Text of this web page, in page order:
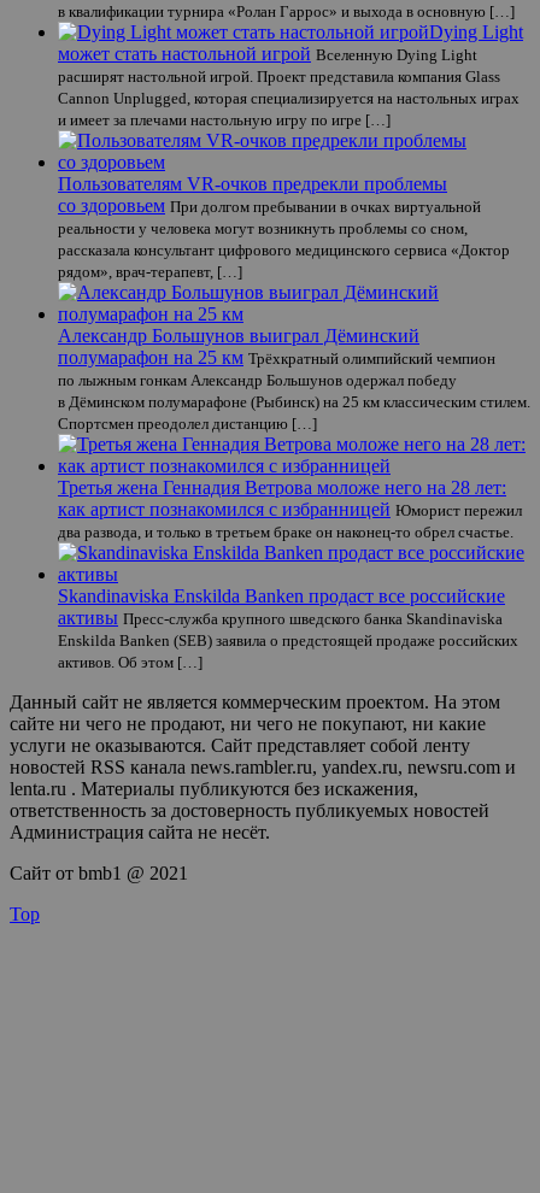
в квалификации турнира «Ролан Гаррос» и выхода в основную […]
Dying Light
может стать настольной игрой Вселенную Dying Light
расширят настольной игрой. Проект представила компания Glass
Cannon Unplugged, которая специализируется на настольных играх
и имеет за плечами настольную игру по игре […]
Пользователям VR-очков предрекли проблемы
со здоровьем При долгом пребывании в очках виртуальной
реальности у человека могут возникнуть проблемы со сном,
рассказала консультант цифрового медицинского сервиса «Доктор
рядом», врач-терапевт, […]
Александр Большунов выиграл Дёминский
полумарафон на 25 км Трёхкратный олимпийский чемпион
по лыжным гонкам Александр Большунов одержал победу
в Дёминском полумарафоне (Рыбинск) на 25 км классическим стилем.
Спортсмен преодолел дистанцию […]
Третья жена Геннадия Ветрова моложе него на 28 лет:
как артист познакомился с избранницей Юморист пережил
два развода, и только в третьем браке он наконец-то обрел счастье.
Skandinaviska Enskilda Banken продаст все российские
активы Пресс-служба крупного шведского банка Skandinaviska
Enskilda Banken (SEB) заявила о предстоящей продаже российских
активов. Об этом […]
Данный сайт не является коммерческим проектом. На этом
сайте ни чего не продают, ни чего не покупают, ни какие
услуги не оказываются. Сайт представляет собой ленту
новостей RSS канала news.rambler.ru, yandex.ru, newsru.com и
lenta.ru . Материалы публикуются без искажения,
ответственность за достоверность публикуемых новостей
Администрация сайта не несёт.
Сайт от bmb1 @ 2021
Top